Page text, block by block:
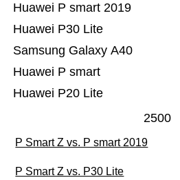
Huawei P20 Lite
Huawei P smart
Samsung Galaxy A40
Huawei P30 Lite
Huawei P smart 2019
2500
P Smart Z vs. P smart 2019
P Smart Z vs. P30 Lite